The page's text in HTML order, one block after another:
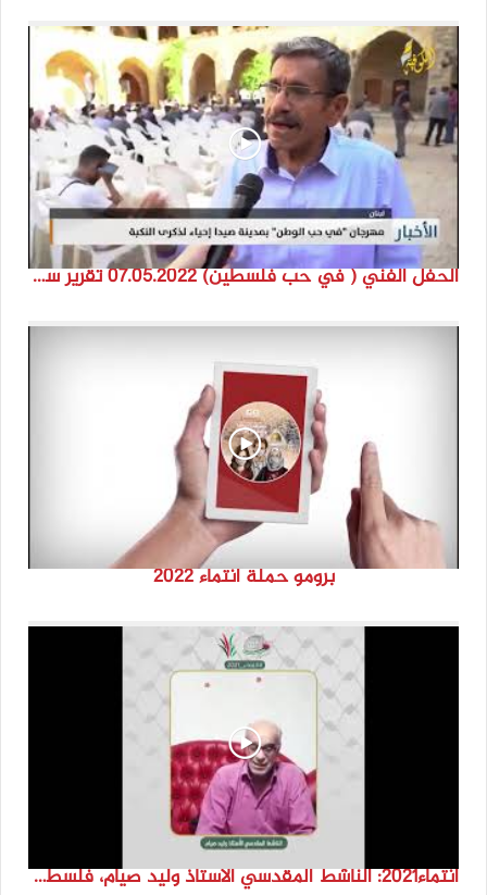
الحفل الفني ( في حب فلسطين) 07.05.2022 تقرير سنى حمود
برومو حملة انتماء 2022
انتماء2021: الناشط المقدسي الاستاذ وليد صيام، فلسطين